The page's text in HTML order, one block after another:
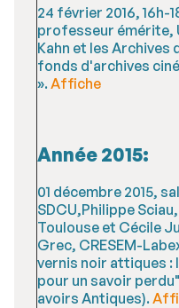
24 février 2016, 16h-
professeur émérite,
Kahn et les Archives
fonds d'archives
».Affiche
Année 2015:
01 décembre 2015,
SDCU,Philippe
Toulouse et Cécile
Grec, CRESEM-
vernis noir attiques
pour un savoir
avoirs Antiques).